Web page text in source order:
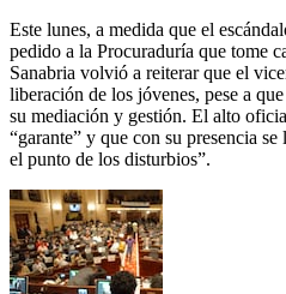
Este lunes, a medida que el
pedido a la Procuraduría que tome
Sanabria volvió a reiterar que el
liberación de los jóvenes, pese a
su mediación y gestión. El alto
“garante” y que con su presencia
el punto de los disturbios”.